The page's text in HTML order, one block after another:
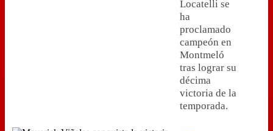
Locatelli se
ha
proclamado
campeón en
Montmeló
tras lograr su
décima
victoria de la
temporada.